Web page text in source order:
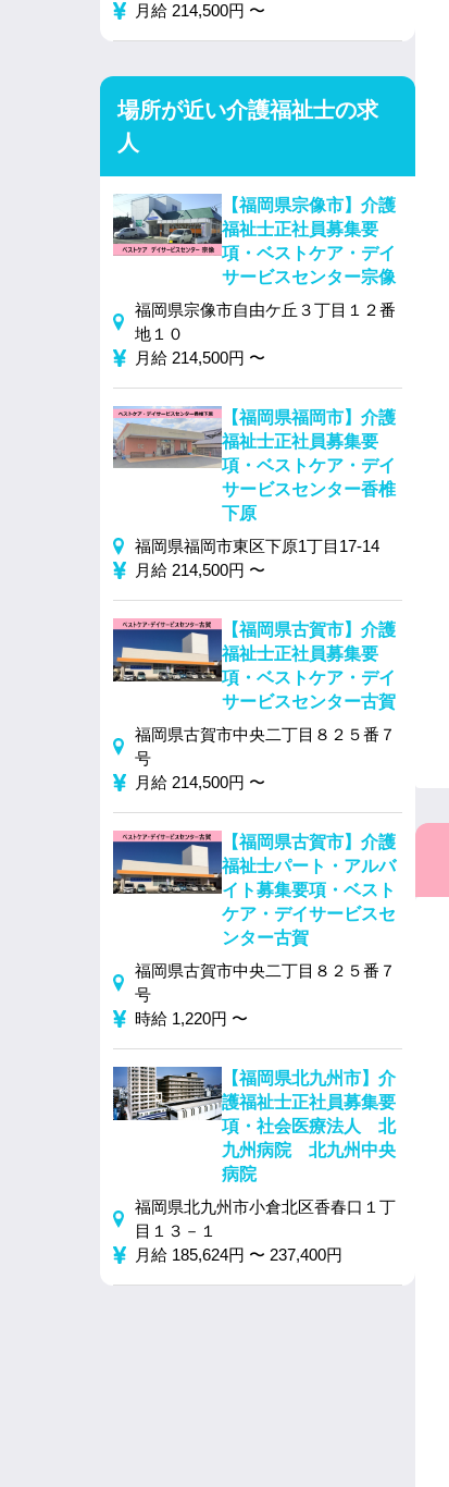
月給 214,500円 〜
場所が近い介護福祉士の求
人
【福岡県宗像市】介護
福祉士正社員募集要
項・ベストケア・デイ
サービスセンター宗像
福岡県宗像市自由ケ丘３丁目１２番
地１０
月給 214,500円 〜
【福岡県福岡市】介護
福祉士正社員募集要
項・ベストケア・デイ
サービスセンター香椎
下原
福岡県福岡市東区下原1丁目17-14
月給 214,500円 〜
【福岡県古賀市】介護
福祉士正社員募集要
項・ベストケア・デイ
サービスセンター古賀
福岡県古賀市中央二丁目８２５番７
号
月給 214,500円 〜
【福岡県古賀市】介護
福祉士パート・アルバ
イト募集要項・ベスト
ケア・デイサービスセ
ンター古賀
福岡県古賀市中央二丁目８２５番７
号
時給 1,220円 〜
【福岡県北九州市】介
護福祉士正社員募集要
項・社会医療法人 北
九州病院 北九州中央
病院
福岡県北九州市小倉北区香春口１丁
目１３－１
月給 185,624円 〜 237,400円